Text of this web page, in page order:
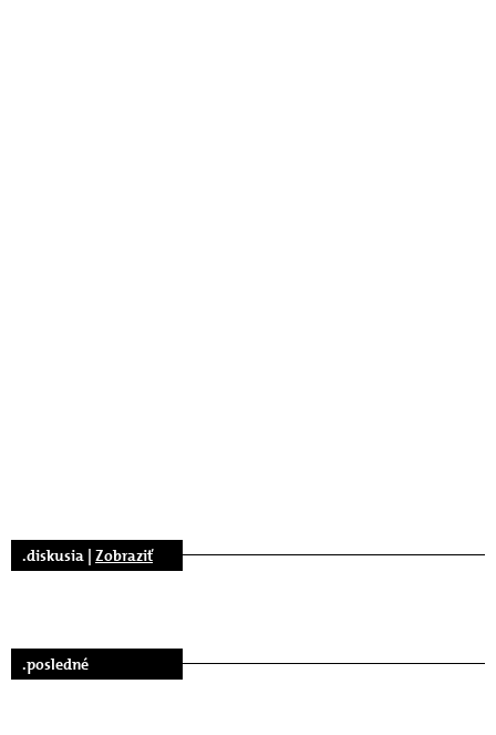
.diskusia | Zobraziť
.posledné